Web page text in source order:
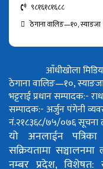
९८१६१८१६८८
ठेगाना वालिङ—१०, स्याङजा
आँधीखोला
ठेगाना वालिङ—१०,
भट्टराईप्रधान सम्पादक:-
सम्पादक:- अर्जुन पंगेनी
नं.२१८३६८/७५/०७६सूचना
यो अनलाईन पत्रिका
सक्रियतामा सञ्चालनमा
नम्बर प्रदेश, विशेषत: